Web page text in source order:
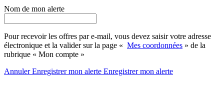
Nom de mon alerte
Pour recevoir les offres par e-mail, vous devez saisir votre adresse
électronique et la valider sur la page « Mes coordonnées » de la
rubrique « Mon compte »
AnnulerEnregistrer mon alerte Enregistrermon alerte